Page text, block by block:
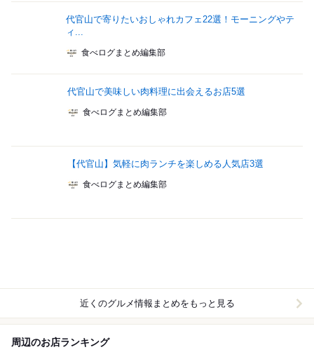
代官山で寄りたいおしゃれカフェ22選！モーニングやテ
ィ...
食べログまとめ編集部
代官山で美味しい肉料理に出会えるお店5選
食べログまとめ編集部
【代官山】気軽に肉ランチを楽しめる人気店3選
食べログまとめ編集部
近くのグルメ情報まとめをもっと見る
周辺のお店ランキング